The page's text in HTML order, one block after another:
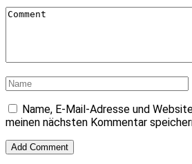
Name, E-Mail-Adresse und
meinen nächsten Kommentar